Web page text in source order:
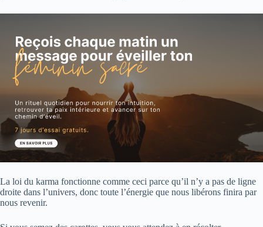
La loi du karma fonctionne comme ceci parce qu’il n’y a pas de ligne
droite dans l’univers, donc toute l’énergie que nous libérons finira par
nous revenir.